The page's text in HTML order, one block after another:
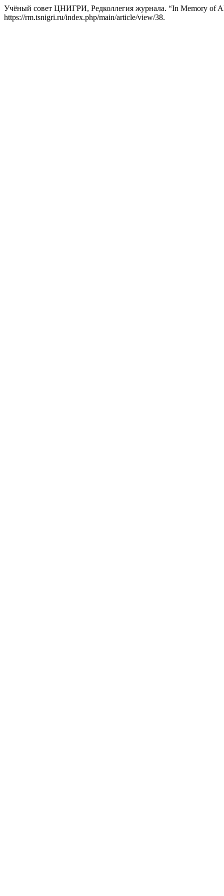
Учёный совет ЦНИГРИ, Редколлегия журнала. “In Memory of
https://rm.tsnigri.ru/index.php/main/article/view/38.